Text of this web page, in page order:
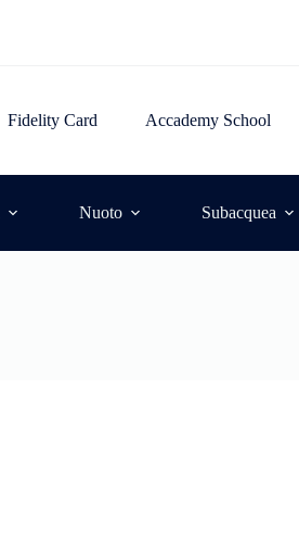
Fidelity Card Accademy School
Nuoto Subacquea